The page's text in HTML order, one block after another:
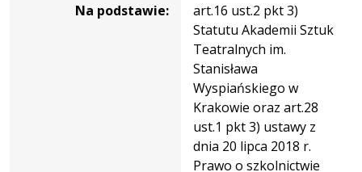
Na podstawie:
art.16 ust.2 pkt 3)
Statutu Akademii Sztuk
Teatralnych im.
Stanisława
Wyspiańskiego w
Krakowie oraz art.28
ust.1 pkt 3) ustawy z
dnia 20 lipca 2018 r.
Prawo o szkolnictwie